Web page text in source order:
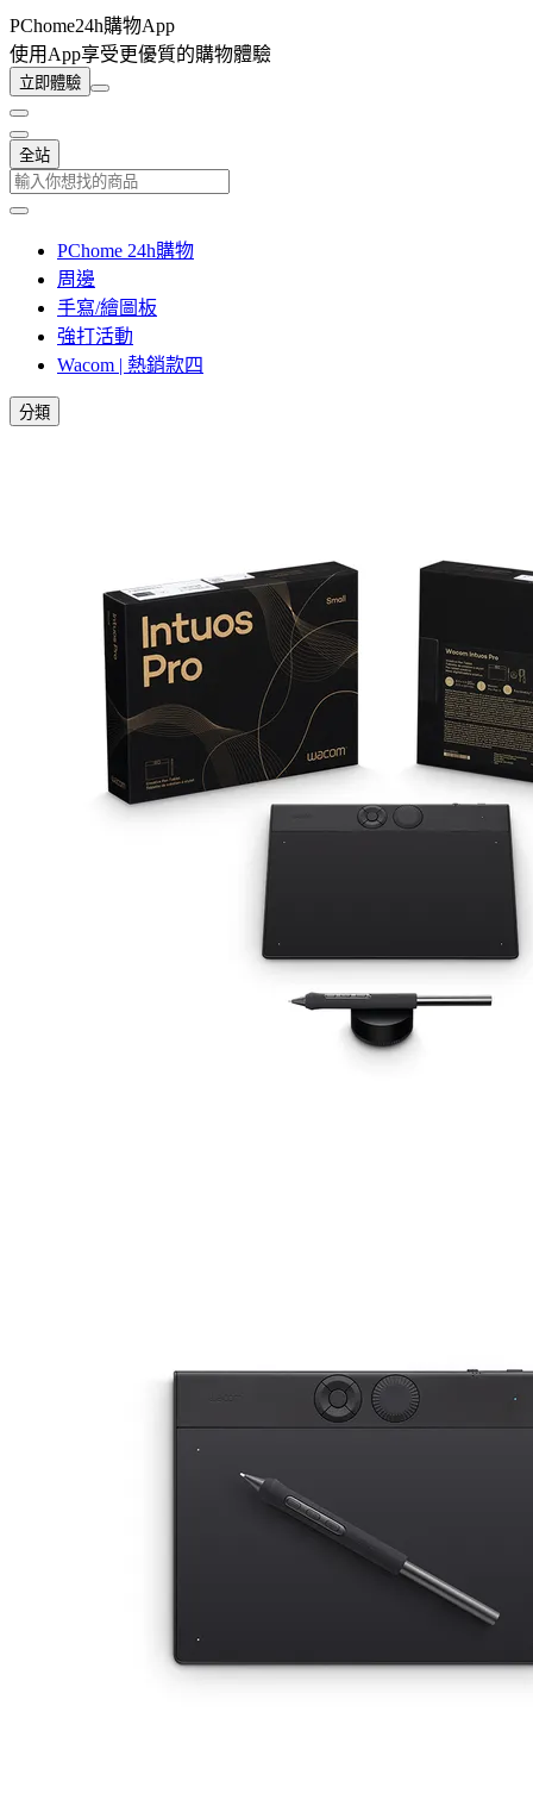
PChome24h購物App
使用App享受更優質的購物體驗
立即體驗
全站
PChome 24h購物
周邊
手寫/繪圖板
強打活動
Wacom | 熱銷款四
分類